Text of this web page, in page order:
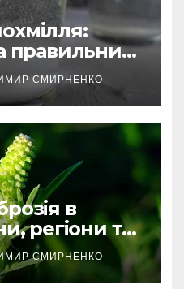
правильний
СМИРНЕНКО
в
регіони та
СМИРНЕНКО